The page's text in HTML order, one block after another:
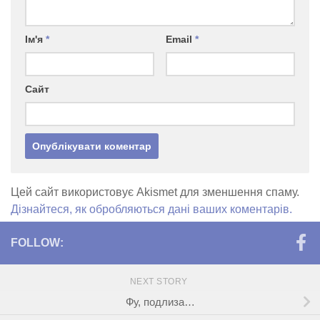
Ім'я * Email *
Сайт
Цей сайт використовує Akismet для зменшення спаму.
Дізнайтеся, як обробляються дані ваших коментарів.
FOLLOW:
NEXT STORY
Фу, подлиза…